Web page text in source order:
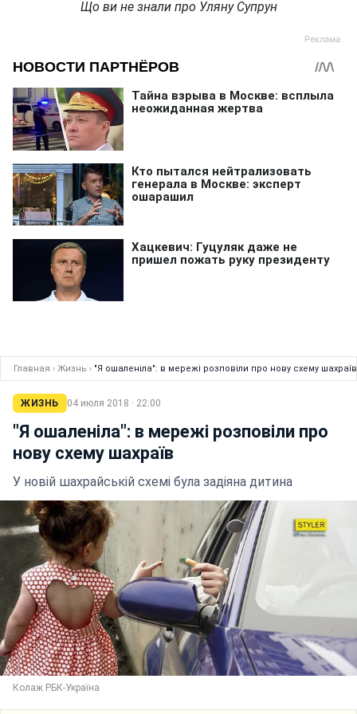
Що ви не знали про Уляну Супрун
Главная › Жизнь › "Я ошаленіла": в мережі розповіли про нову схему шахраїв
ЖИЗНЬ 04 июля 2018 · 22:00
"Я ошаленіла": в мережі розповіли про
нову схему шахраїв
У новій шахрайській схемі була задіяна дитина
Колаж РБК-Україна